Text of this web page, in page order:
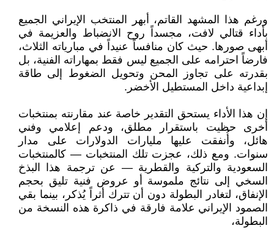
ورغم هذا المشهد القاتم، أبهر المنتخب الإيراني الجميع
بأداء قتالي لافت، مجسداً روح الانضباط والعزيمة في
أبهى صورها. حيث كان منافساً عنيداً في مبارياته الثلاث،
فارضاً احترامه على الجميع ليس فقط بمهاراته الفنية، بل
بقدرته على تجاوز المحن وتحويل الضغوط إلى طاقة
إبداعية داخل المستطيل الأخضر.
إن هذا الأداء يستحق التقدير خاصة عند مقارنته بمنتخبات
أخرى حظيت باستقرار مطلق، ودعم إعلامي وفني
هائل، وأُنفقت عليها مليارات الدولارات على مدار
سنوات. ومع ذلك، عجزت تلك المنتخبات — كالمنتخبات
السعودية والتركية والقطرية — عن ترجمة هذا البذخ
السخي إلى نتائج ملموسة أو عروض فنية تليق بحجم
الإنفاق، لتغادر البطولة دون أن تترك أثراً يُذكر، بينما بقي
الصمود الإيراني علامة فارقة في ذاكرة هذه النسخة من
البطولة،